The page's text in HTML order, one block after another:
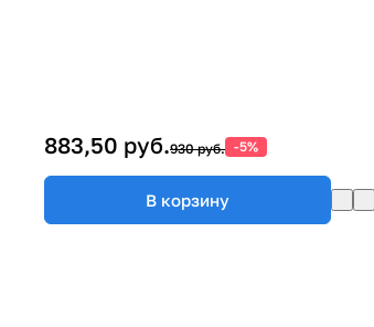
883,50 руб.930 руб. -5%
В корзину